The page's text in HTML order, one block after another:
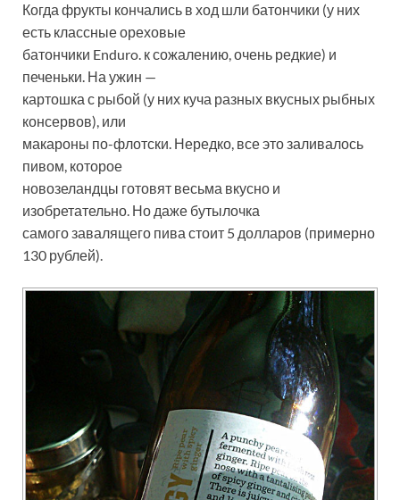
Когда фрукты кончались в ход шли батончики (у них
есть классные ореховые
батончики Enduro. к сожалению, очень редкие) и
печеньки. На ужин —
картошка с рыбой (у них куча разных вкусных рыбных
консервов), или
макароны по-флотски. Нередко, все это заливалось
пивом, которое
новозеландцы готовят весьма вкусно и
изобретательно. Но даже бутылочка
самого завалящего пива стоит 5 долларов (примерно
130 рублей).